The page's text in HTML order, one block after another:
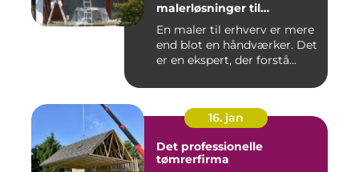
malerløsninger til
En maler til erhverv er mere
end blot en håndværker. Det
er en ekspert, der forstå...
16. jan
Det professionelle
tømrerfirma